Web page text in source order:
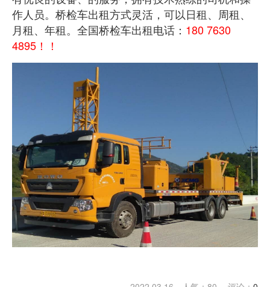
作人员。桥检车出租方式灵活，可以日租、周租、
月租、年租。全国桥检车出租电话： 180 7630
4895！！